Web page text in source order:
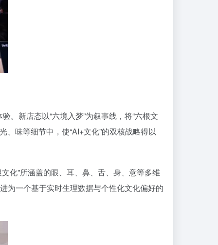
。新店态以“六境入梦”为叙事线，将“六根文
、味等细节中，使“AI+文化”的双核战略得以
化”所涵盖的眼、耳、鼻、舌、身、意等多维
为一个基于实时生理数据与个性化文化偏好的